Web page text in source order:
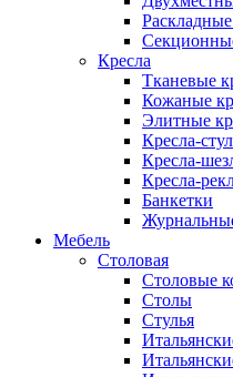
Кресла
Тканевые
Кожаные
Элитные
Кресла-
Кресла-
Кресла-
Банкетки
Мебель
Столовая
Столовые
Столы
Стулья